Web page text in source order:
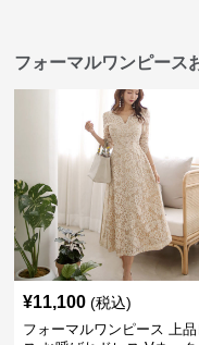
フォーマルワンピース
¥11,100 (税込)
フォーマルワンピース 上品